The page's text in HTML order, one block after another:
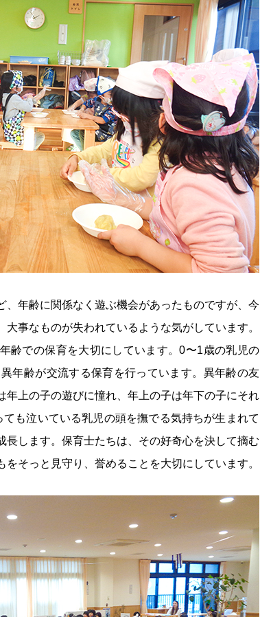
、年齢に関係なく遊ぶ機会があったものですが、今
事なものが失われているような気がしています。
齢での保育を大切にしています。0〜1歳の乳児の
年齢が交流する保育を行っています。異年齢の友
年上の子の遊びに憧れ、年上の子は年下の子にそれ
も泣いている乳児の頭を撫でる気持ちが生まれて
長します。保育士たちは、その好奇心を決して摘む
そっと見守り、誉めることを大切にしています。